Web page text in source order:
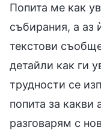
Попита ме как
събирания, а аз
текстови
детайли как ги
трудности се
попита за какви
разговарям с